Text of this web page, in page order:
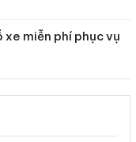
xe miễn phí phục vụ